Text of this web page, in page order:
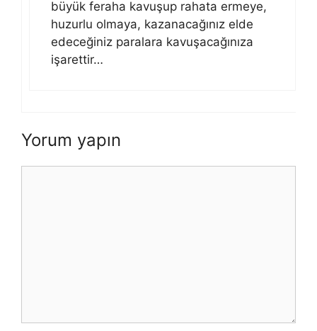
büyük feraha kavuşup rahata ermeye,
huzurlu olmaya, kazanacağınız elde
edeceğiniz paralara kavuşacağınıza
işarettir…
Yorum yapın